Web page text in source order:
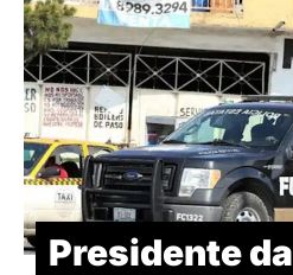
Presidente da